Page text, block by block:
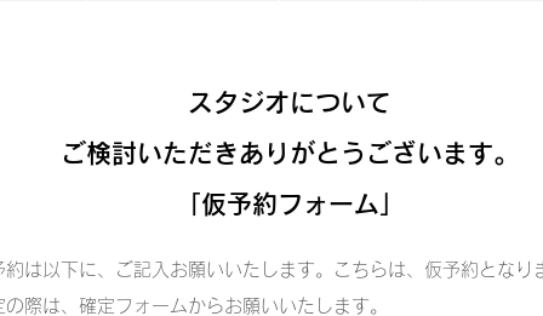
​スタジオについて
ご検討いただきありがとうございます。
「仮予約フォーム」
約は以下に、ご記入お願いいたします。こちらは、仮予約となり
の際は、確定フォームからお願いいたします。